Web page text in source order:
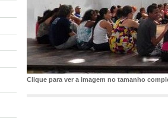
Clique para ver a imagem no tamanho